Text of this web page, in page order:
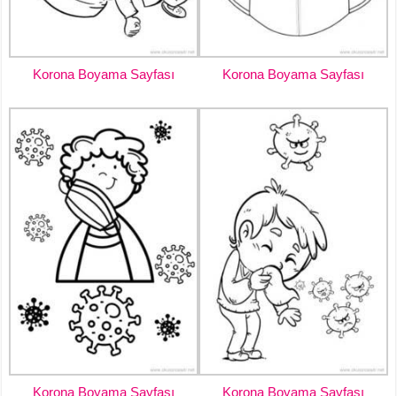
Korona Boyama Sayfası Korona Boyama Sayfası
Korona Boyama Sayfası Korona Boyama Sayfası